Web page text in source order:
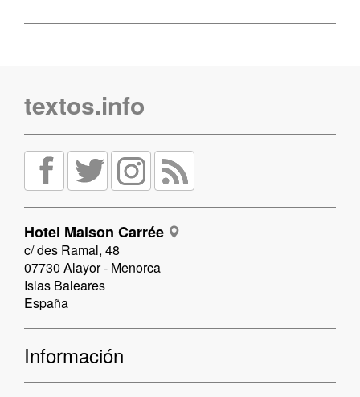
textos.info
Hotel Maison Carrée
c/ des Ramal, 48
07730 Alayor - Menorca
Islas Baleares
España
Información